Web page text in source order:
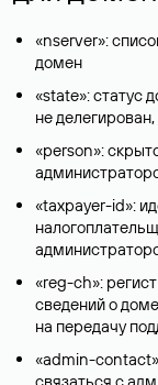
«nserver»:
домен
«state»: статус
не
«person»:
«taxpayer-id»:
«reg-ch»:
сведений о
на передачу
«admin-